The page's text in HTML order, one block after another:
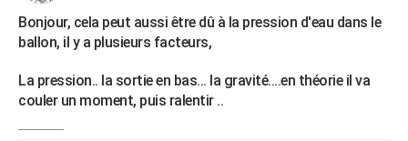
Bonjour, cela peut aussi être dû à la pression d'eau dans le
ballon, il y a plusieurs facteurs,
La pression.. la sortie en bas... la gravité....en théorie il va
couler un moment, puis ralentir ..